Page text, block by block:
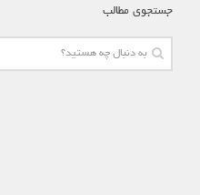
جستجوی مطالب